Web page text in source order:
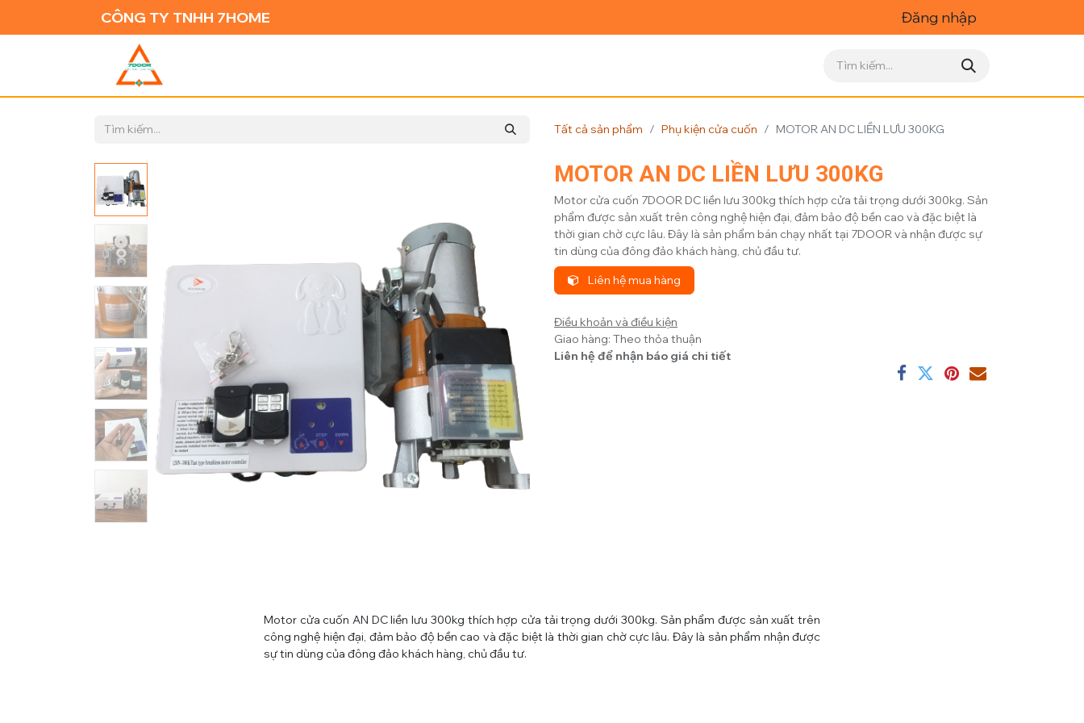
CÔNG TY TNHH 7HOME Đăng nhập
Tất cả sản phẩm Phụ kiện cửa cuốn MOTOR AN DC LIỀN LƯU 300KG
MOTOR AN DC LIỀN LƯU 300KG
Motor cửa cuốn 7DOOR DC liền lưu 300kg thích hợp cửa tải trọng dưới 300kg. Sản
phẩm được sản xuất trên công nghệ hiện đại, đảm bảo độ bền cao và đặc biệt là
thời gian chờ cực lâu. Đây là sản phẩm bán chạy nhất tại 7DOOR và nhận được sự
tin dùng của đông đảo khách hàng, chủ đầu tư.
Liên hệ mua hàng
Điều khoản và điều kiện
Giao hàng: Theo thỏa thuận
Liên hệ để nhận báo giá chi tiết
Motor cửa cuốn AN DC liền lưu 300kg thích hợp cửa tải trọng dưới 300kg. Sản phẩm được sản xuất trên
công nghệ hiện đại, đảm bảo độ bền cao và đặc biệt là thời gian chờ cực lâu. Đây là sản phẩm nhận được
sự tin dùng của đông đảo khách hàng, chủ đầu tư.